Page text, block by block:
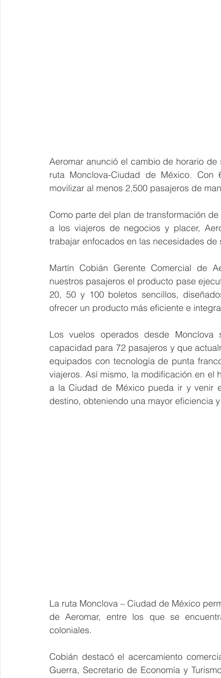
Aeromar anunció el cambio de horario
ruta Monclova-Ciudad de México. Con
movilizar al menos 2,500 pasajeros de
Como parte del plan de transformación
a los viajeros de negocios y placer,
trabajar enfocados en las necesidades de
Martín Cobián Gerente Comercial de
nuestros pasajeros el producto pase
20, 50 y 100 boletos sencillos,
ofrecer un producto más eficiente e
Los vuelos operados desde
capacidad para 72 pasajeros y que
equipados con tecnología de punta
viajeros. Así mismo, la modificación en
a la Ciudad de México pueda ir y venir
destino, obteniendo una mayor eficiencia
La ruta Monclova – Ciudad de México
de Aeromar, entre los que se
coloniales.
Cobián destacó el acercamiento
Guerra, Secretario de Economía y